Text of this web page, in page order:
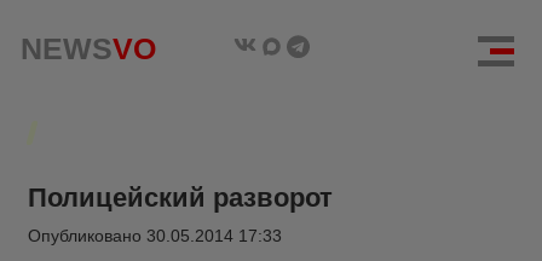
NEWSVO
Полицейский разворот
Опубликовано 30.05.2014 17:33